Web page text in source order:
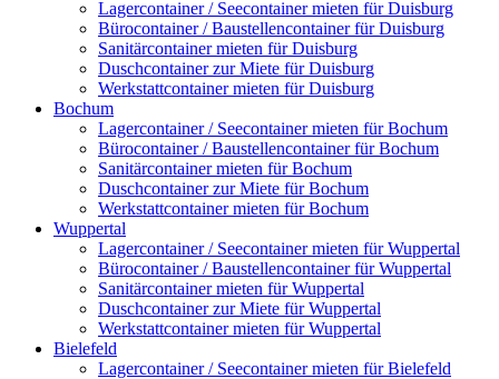
Lagercontainer / Seecontainer mieten für Duisburg
Bürocontainer / Baustellencontainer für Duisburg
Sanitärcontainer mieten für Duisburg
Duschcontainer zur Miete für Duisburg
Werkstattcontainer mieten für Duisburg
Bochum
Lagercontainer / Seecontainer mieten für Bochum
Bürocontainer / Baustellencontainer für Bochum
Sanitärcontainer mieten für Bochum
Duschcontainer zur Miete für Bochum
Werkstattcontainer mieten für Bochum
Wuppertal
Lagercontainer / Seecontainer mieten für Wuppertal
Bürocontainer / Baustellencontainer für Wuppertal
Sanitärcontainer mieten für Wuppertal
Duschcontainer zur Miete für Wuppertal
Werkstattcontainer mieten für Wuppertal
Bielefeld
Lagercontainer / Seecontainer mieten für Bielefeld